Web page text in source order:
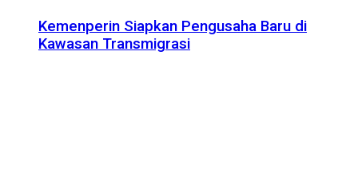
Kemenperin Siapkan Pengusaha Baru di
Kawasan Transmigrasi